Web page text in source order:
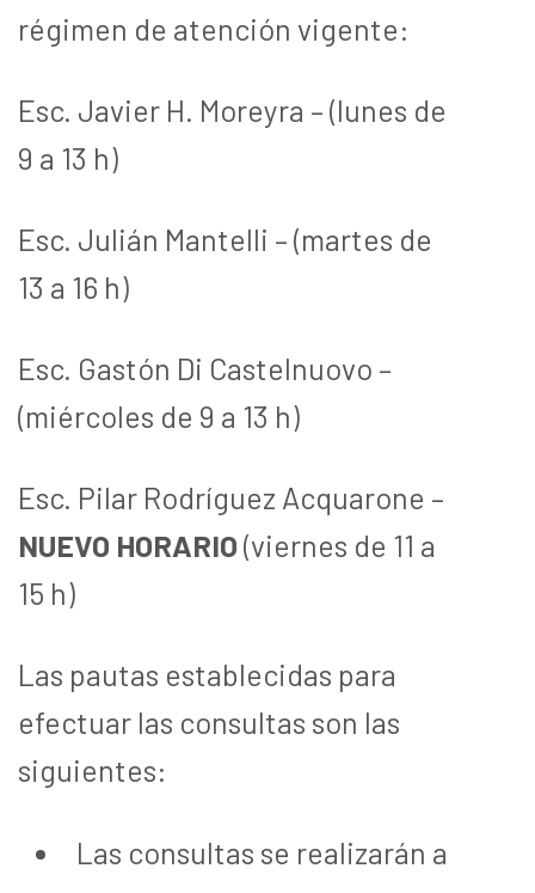
régimen de atención vigente:
Esc. Javier H. Moreyra – (lunes de
9 a 13 h)
Esc. Julián Mantelli – (martes de
13 a 16 h)
Esc. Gastón Di Castelnuovo –
(miércoles de 9 a 13 h)
Esc. Pilar Rodríguez Acquarone –
NUEVO HORARIO (viernes de 11 a
15 h)
Las pautas establecidas para
efectuar las consultas son las
siguientes:
Las consultas se realizarán a